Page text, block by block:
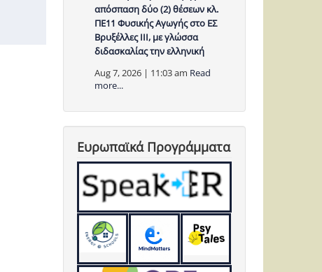
απόσπαση δύο (2) θέσεων κλ.
ΠΕ11 Φυσικής Αγωγής στο ΕΣ
Βρυξέλλες ΙΙΙ, με γλώσσα
διδασκαλίας την ελληνική
Aug 7, 2026 | 11:03 am Read
more...
Ευρωπαϊκά Προγράμματα